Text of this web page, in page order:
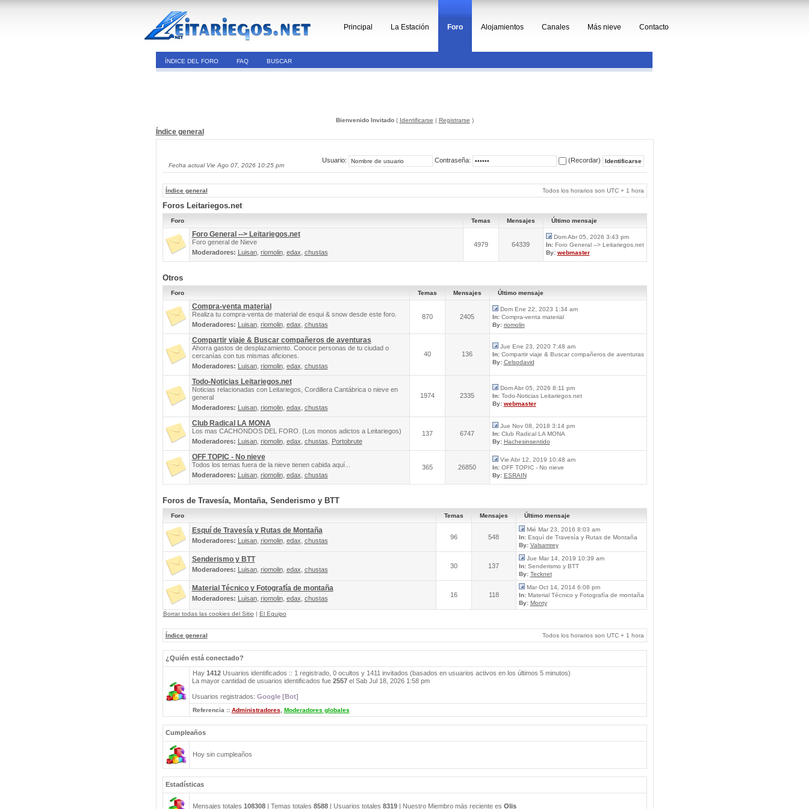
Principal La Estación Foro Alojamientos Canales Más nieve Contacto
ÍNDICE DEL FORO FAQ BUSCAR
Bienvenido Invitado( Identificarse | Registrarse )
Índice general
Fecha actual Vie Ago 07, 2026 10:25 pm
Usuario: Contraseña: (Recordar)
Índice general Todos los horarios son UTC + 1 hora
Foros Leitariegos.net
Foro Temas Mensajes Último mensaje
Foro General --> Leitariegos.net
Foro general de Nieve
Moderadores: Luisan, riomolin, edax chustas
4979 64339
Dom Abr 05, 2026 3:43 pm
In:Foro General --> Leitariegos.net
By: webmaster
Otros
Foro Temas Mensajes Último mensaje
Compra-venta material
Realiza tu compra-venta de material de esqui & snow desde este foro.
Moderadores: Luisan, riomolin, edax chustas
870 2405
Dom Ene 22, 2023 1:34 am
In:Compra-venta material
By: riomolin
Compartir viaje & Buscar compañeros de aventuras
Ahorra gastos de desplazamiento. Conoce personas de tu ciudad o
cercanías con tus mismas aficiones.
Moderadores: Luisan, riomolin, edax chustas
40 136
Jue Ene 23, 2020 7:48 am
In:Compartir viaje & Buscar compañeros de aventuras
By: Celsodavid
Todo-Noticias Leitariegos.net
Noticias relacionadas con Leitariegos, Cordillera Cantábrica o nieve en
general
Moderadores: Luisan, riomolin, edax chustas
1974 2335
Dom Abr 05, 2026 8:11 pm
In:Todo-Noticias Leitariegos.net
By: webmaster
Club Radical LA MONA
Los mas CACHONDOS DEL FORO. (Los monos adictos a Leitariegos)
Moderadores: Luisan, riomolin, edax chustas Portobrute
137 6747
Jue Nov 08, 2018 3:14 pm
In:Club Radical LA MONA
By: Hachesinsentido
OFF TOPIC - No nieve
Todos los temas fuera de la nieve tienen cabida aquí...
Moderadores: Luisan, riomolin, edax chustas
365 26850
Vie Abr 12, 2019 10:48 am
In:OFF TOPIC - No nieve
By: ESRAIN
Foros de Travesía, Montaña, Senderismo y BTT
Foro Temas Mensajes Último mensaje
Esquí de Travesía y Rutas de Montaña
Moderadores: Luisan, riomolin, edax chustas 96 548
Mié Mar 23, 2016 8:03 am
In:Esquí de Travesía y Rutas de Montaña
By: Valsamrey
Senderismo y BTT
Moderadores: Luisan, riomolin, edax chustas 30 137
Jue Mar 14, 2019 10:39 am
In:Senderismo y BTT
By: Tecknet
Material Técnico y Fotografía de montaña
Moderadores: Luisan, riomolin, edax chustas 16 118
Mar Oct 14, 2014 6:08 pm
In:Material Técnico y Fotografía de montaña
By: Monty
Borrar todas las cookies del Sitio | El Equipo
Índice general Todos los horarios son UTC + 1 hora
¿Quién está conectado?
Hay 1412Usuarios identificados :: 1 registrado, 0 ocultos y 1411 invitados (basados en usuarios activos en los últimos 5 minutos)
La mayor cantidad de usuarios identificados fue 2557el Sab Jul 18, 2026 1:58 pm
Usuarios registrados: Google [Bot]
Referencia :: Administradores Moderadores globales
Cumpleaños
Hoy sin cumpleaños
Estadísticas
Mensajes totales 108308| Temas totales 8588| Usuarios totales 8319| Nuestro Miembro más reciente es Olis